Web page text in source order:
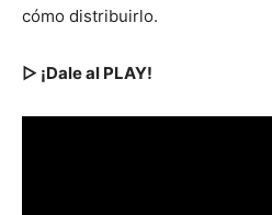
cómo distribuirlo.
▷ ¡Dale al PLAY!